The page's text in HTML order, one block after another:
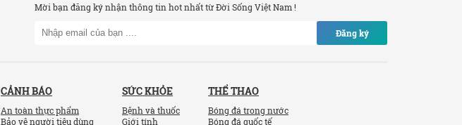
Mời bạn đăng ký nhận thông tin hot nhất từ Đời Sống Việt Nam !
Đăng ký
CẢNH BÁO
An toàn thực phẩm
Bảo vệ người tiêu dùng
SỨC KHỎE
Bệnh và thuốc
Giới tính
THỂ THAO
Bóng đá trong nước
Bóng đá quốc tế